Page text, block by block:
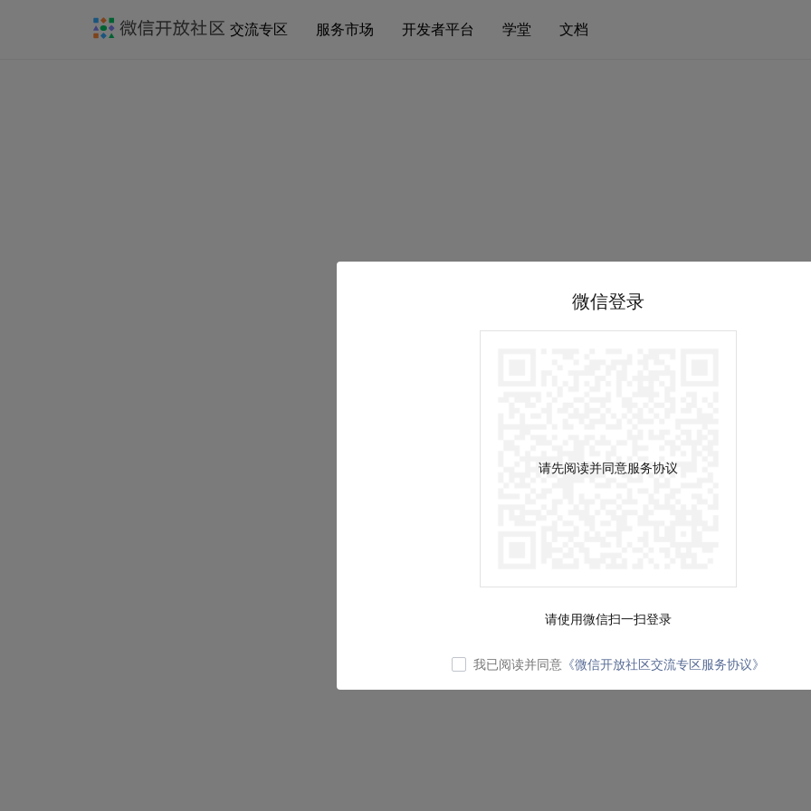
交流专区 服务市场 开发者平台 学堂 文档
微信登录
请先阅读并同意服务协议
请使用微信扫一扫登录
我已阅读并同意 《微信开放社区交流专区服务协议》